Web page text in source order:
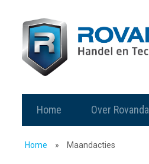
Home Over Rovanda
Home » Maandacties